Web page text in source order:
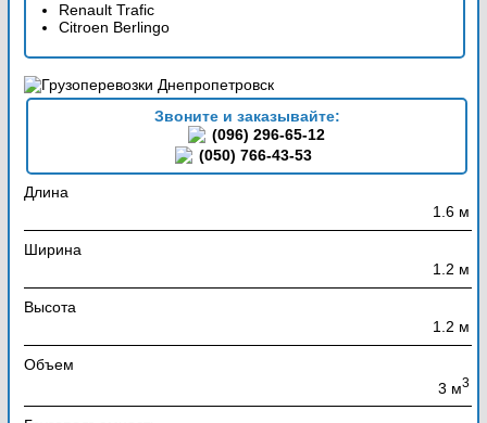
Renault Trafic
Citroen Berlingo
Звоните и заказывайте:
(096) 296-65-12
(050) 766-43-53
Длина
1.6 м
Ширина
1.2 м
Высота
1.2 м
Объем
3 м3